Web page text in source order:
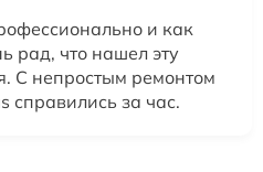
и как
рад, что нашел эту
С непростым ремонтом
справились за час.